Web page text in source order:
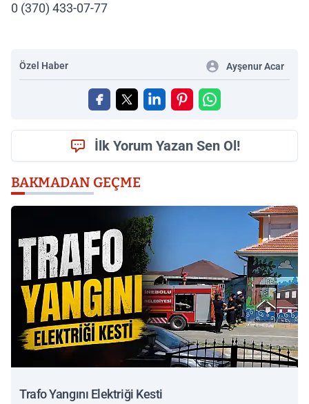
0 (370) 433-07-77
Özel Haber Ayşenur Acar
İlk Yorum Yazan Sen Ol!
BAKMADAN GEÇME
Trafo Yangını Elektriği Kesti